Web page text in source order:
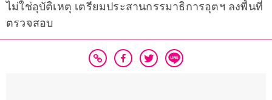
ไม่ใช่อุบัติเหตุ เตรียมประสานกรรมาธิการอุตฯ ลงพื้นที่
ตรวจสอบ